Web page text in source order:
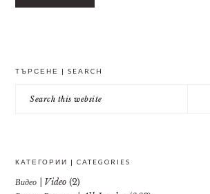
ТЪРСЕНЕ | SEARCH
this
КАТЕГОРИИ | CATEGORIES
Видео | Video (2)